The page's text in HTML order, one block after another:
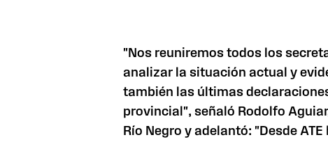
"Nos reuniremos todos los
analizar la situación actual y
también las últimas
provincial", señaló Rodolfo
Río Negro y adelantó: "Desde